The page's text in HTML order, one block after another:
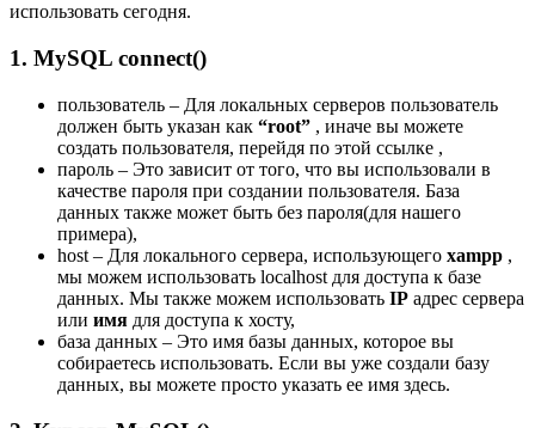
использовать сегодня.
1. MySQL connect()
пользователь – Для локальных серверов пользователь
должен быть указан как “root” , иначе вы можете
создать пользователя, перейдя по этой ссылке ,
пароль – Это зависит от того, что вы использовали в
качестве пароля при создании пользователя. База
данных также может быть без пароля(для нашего
примера),
host – Для локального сервера, использующего xampp ,
мы можем использовать localhost для доступа к базе
данных. Мы также можем использовать IP адрес сервера
или имя для доступа к хосту,
база данных – Это имя базы данных, которое вы
собираетесь использовать. Если вы уже создали базу
данных, вы можете просто указать ее имя здесь.